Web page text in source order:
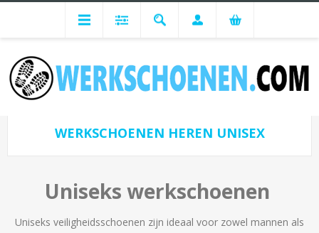
Heren Werkschoenen Werkschoenen Types Heren
Werkschoenen Heren Unisex
WERKSCHOENEN HEREN UNISEX
Uniseks werkschoenen
Uniseks veiligheidsschoenen zijn ideaal voor zowel mannen als